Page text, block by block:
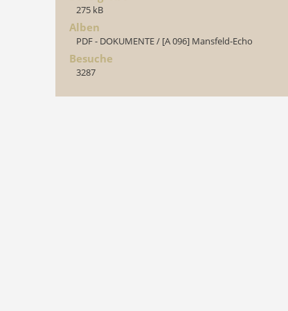
275 kB
Alben
PDF - DOKUMENTE/ [A 096] Mansfeld-Echo
Besuche
3287